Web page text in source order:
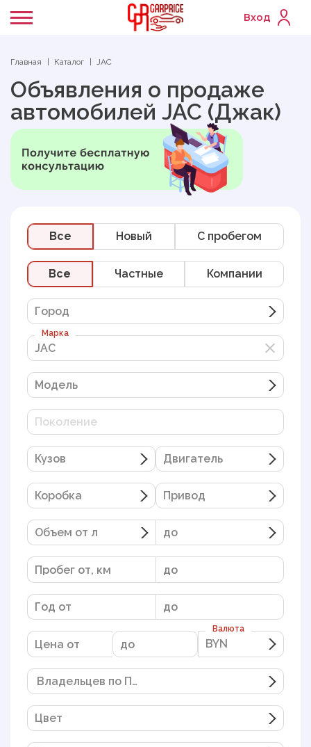
Вход
Главная Каталог JAC
Объявления о продаже
автомобилей JAC (Джак)
Все Новый C пробегом
Все Частные Компании
Город
JACJAC
Марка
Модель
Поколение
Кузов Двигатель
Коробка Привод
Объем от л до
BYN
BYN
Валюта
Владельцев по ПТС
Цвет